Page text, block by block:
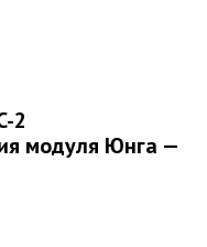
2
модуля Юнга —